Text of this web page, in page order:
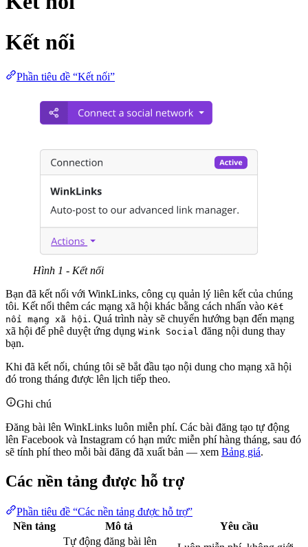
Kết nối
Phần tiêu đề “Kết nối”
Hình 1 - Kết nối
Bạn đã kết nối với WinkLinks, công cụ quản lý liên kết của chúng
tôi. Kết nối thêm các mạng xã hội khác bằng cách nhấn vào Kết
nối mạng xã hội. Quá trình này sẽ chuyển hướng bạn đến mạng
xã hội để phê duyệt ứng dụng Wink Social đăng nội dung thay
bạn.
Khi đã kết nối, chúng tôi sẽ bắt đầu tạo nội dung cho mạng xã hội
đó trong tháng được lên lịch tiếp theo.
Ghi chú
Đăng bài lên WinkLinks luôn miễn phí. Các bài đăng tạo tự động
lên Facebook và Instagram có hạn mức miễn phí hàng tháng, sau đó
sẽ tính phí theo mỗi bài đăng đã xuất bản — xem Bảng giá.
Các nền tảng được hỗ trợ
Phần tiêu đề “Các nền tảng được hỗ trợ”
Nền tảng
Mô tả
Yêu cầu
Tự động đăng bài lên